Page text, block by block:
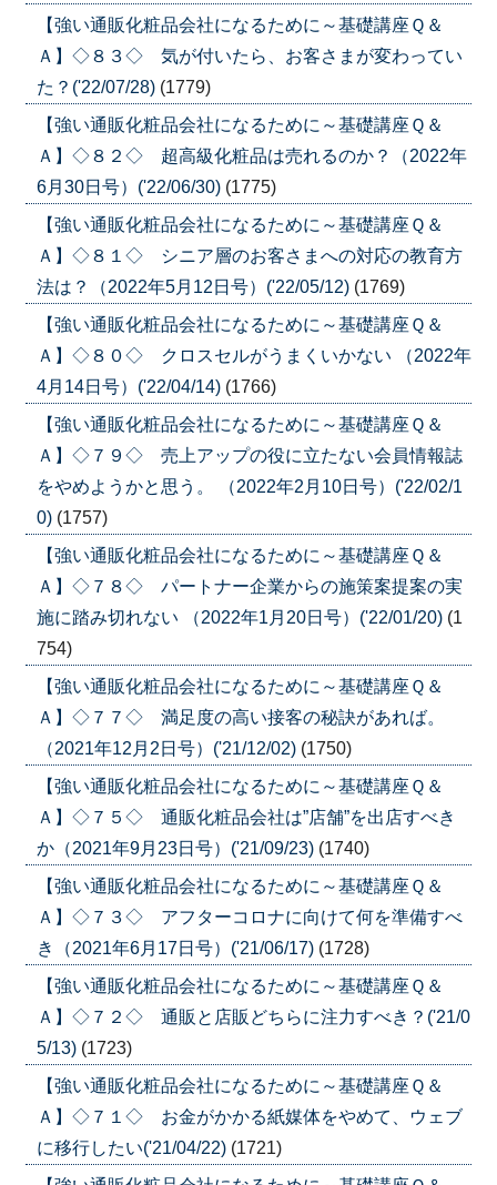
【強い通販化粧品会社になるために～基礎講座Ｑ＆
Ａ】◇８３◇ 気が付いたら、お客さまが変わってい
た？('22/07/28) (1779)
【強い通販化粧品会社になるために～基礎講座Ｑ＆
Ａ】◇８２◇ 超高級化粧品は売れるのか？（2022年
6月30日号）('22/06/30) (1775)
【強い通販化粧品会社になるために～基礎講座Ｑ＆
Ａ】◇８１◇ シニア層のお客さまへの対応の教育方
法は？（2022年5月12日号）('22/05/12) (1769)
【強い通販化粧品会社になるために～基礎講座Ｑ＆
Ａ】◇８０◇ クロスセルがうまくいかない （2022年
4月14日号）('22/04/14) (1766)
【強い通販化粧品会社になるために～基礎講座Ｑ＆
Ａ】◇７９◇ 売上アップの役に立たない会員情報誌
をやめようかと思う。 （2022年2月10日号）('22/02/1
0) (1757)
【強い通販化粧品会社になるために～基礎講座Ｑ＆
Ａ】◇７８◇ パートナー企業からの施策案提案の実
施に踏み切れない （2022年1月20日号）('22/01/20) (1
754)
【強い通販化粧品会社になるために～基礎講座Ｑ＆
Ａ】◇７７◇ 満足度の高い接客の秘訣があれば。
（2021年12月2日号）('21/12/02) (1750)
【強い通販化粧品会社になるために～基礎講座Ｑ＆
Ａ】◇７５◇ 通販化粧品会社は”店舗”を出店すべき
か（2021年9月23日号）('21/09/23) (1740)
【強い通販化粧品会社になるために～基礎講座Ｑ＆
Ａ】◇７３◇ アフターコロナに向けて何を準備すべ
き（2021年6月17日号）('21/06/17) (1728)
【強い通販化粧品会社になるために～基礎講座Ｑ＆
Ａ】◇７２◇ 通販と店販どちらに注力すべき？('21/0
5/13) (1723)
【強い通販化粧品会社になるために～基礎講座Ｑ＆
Ａ】◇７１◇ お金がかかる紙媒体をやめて、ウェブ
に移行したい('21/04/22) (1721)